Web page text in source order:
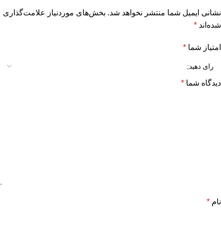
نشانی ایمیل شما منتشر نخواهد شد. بخش‌های موردنیاز علامت‌گذاری
شده‌اند *
امتیاز شما *
دیدگاه شما *
نام *